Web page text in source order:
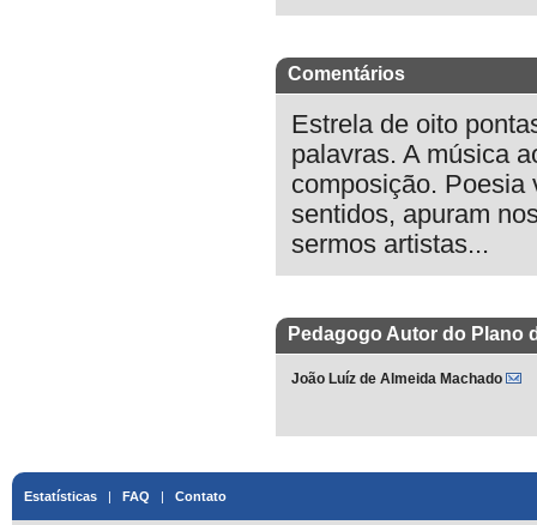
Comentários
Estrela de oito
palavras. A música
composição. Poesia
sentidos, apuram
sermos artistas...
Pedagogo Autor do Plano
João Luíz de Almeida Machado
Estatísticas | FAQ | Contato